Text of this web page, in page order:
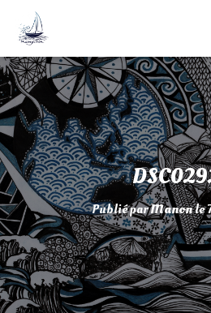
Publié parManonle